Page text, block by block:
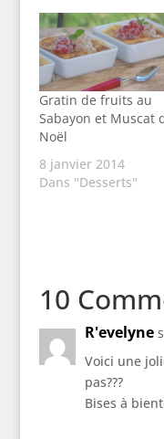
Gratin de fruits au
Sabayon et Muscat
Noël
8 janvier 2014
Dans "Desserts"
10
R'evelyne
Voici une
pas???
Bises à